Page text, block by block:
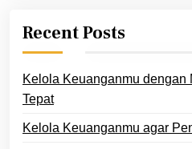
Recent Posts
Kelola Keuanganmu dengan
Tepat
Kelola Keuanganmu agar